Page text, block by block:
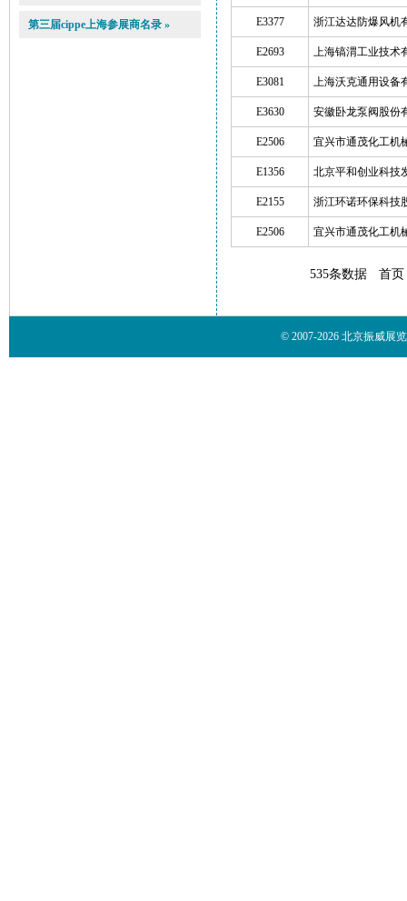
第三届cippe上海参展商名录 » E3377 浙江达达防爆风机
E2693 上海镐渭工业技术
E3081 上海沃克通用设备
E3630 安徽卧龙泵阀股份
E2506 宜兴市通茂化工机
E1356 北京平和创业科技
E2155 浙江环诺环保科技
E2506 宜兴市通茂化工机
535条数据 首页
© 2007-2026 北京振威